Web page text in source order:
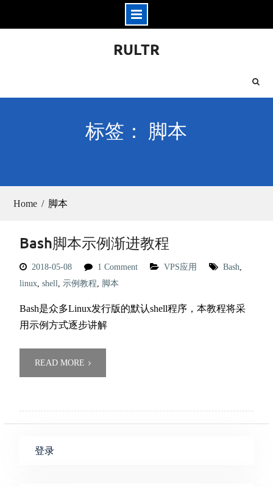
RULTR
标签： 脚本
Home 脚本
Bash脚本示例渐进教程
2018-05-08 1 Comment VPS应用 Bash,
linux, shell, 示例教程, 脚本
Bash是众多Linux发行版的默认shell程序，本教程将采
用示例方式逐步讲解
READ MORE
登录